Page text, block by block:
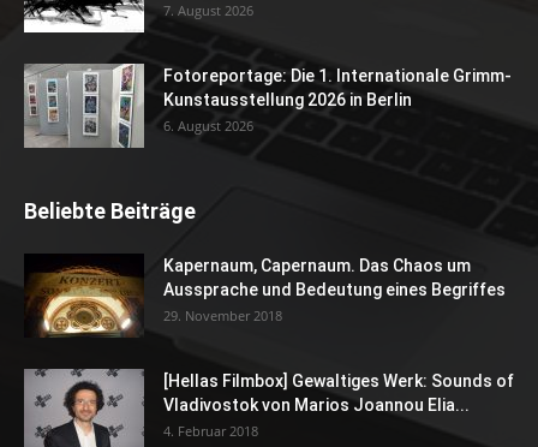
7. August 2026
Fotoreportage: Die 1. Internationale Grimm-
Kunstausstellung 2026 in Berlin
6. August 2026
Beliebte Beiträge
Kapernaum, Capernaum. Das Chaos um
Aussprache und Bedeutung eines Begriffes
29. November 2018
[Hellas Filmbox] Gewaltiges Werk: Sounds of
Vladivostok von Marios Joannou Elia...
4. Februar 2018